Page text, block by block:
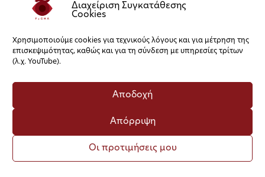
Διαχείριση Συγκατάθεσης
Cookies
Χρησιμοποιούμε cookies για τεχνικούς λόγους και για μέτρηση της
επισκεψιμότητας, καθώς και για τη σύνδεση με υπηρεσίες τρίτων
(λ.χ. YouTube).
Αποδοχή
Απόρριψη
Οι προτιμήσεις μου
Πολιτική Cookies Πολιτική Απορρήτου